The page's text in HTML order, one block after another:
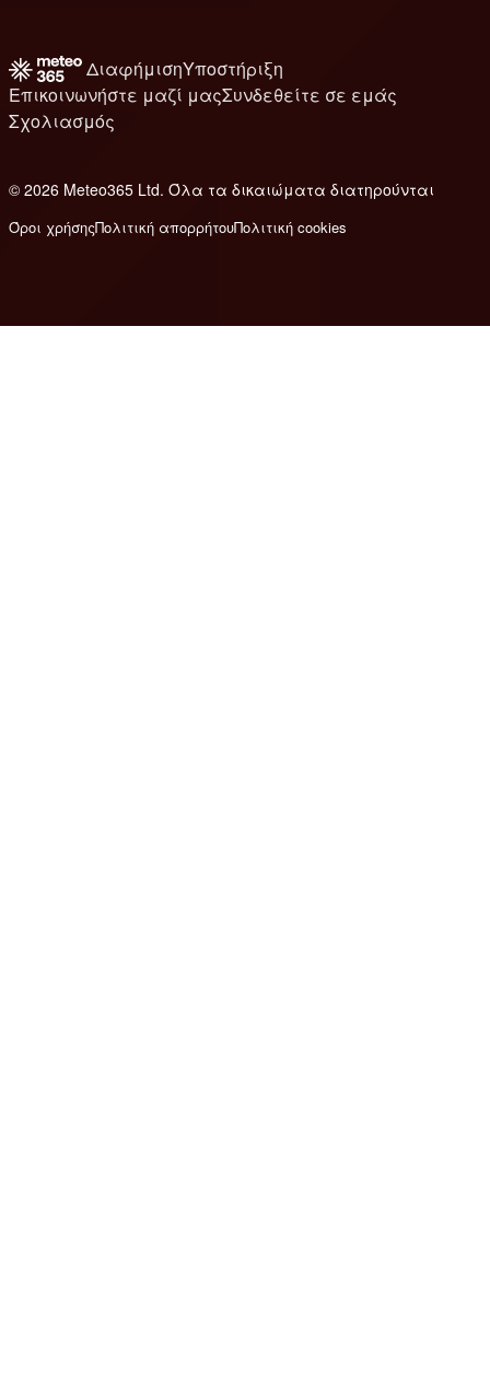
ΔιαφήμισηΥποστήριξη
Επικοινωνήστε μαζί μαςΣυνδεθείτε σε εμάς
Σχολιασμός
© 2026 Meteo365 Ltd. Όλα τα δικαιώματα διατηρούνται
Όροι χρήσηςΠολιτική απορρήτουΠολιτική cookies